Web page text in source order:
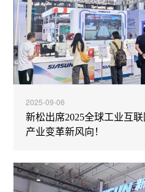
2025-09-06
新松出席2025全球工业互
产业变革新风向！